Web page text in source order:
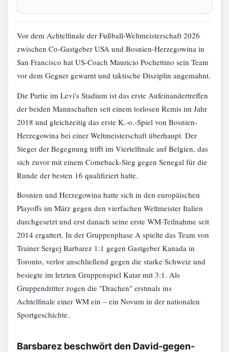
Vor dem Achtelfinale der Fußball-Weltmeisterschaft 2026
zwischen Co-Gastgeber USA und Bosnien-Herzegowina in
San Francisco hat US-Coach Mauricio Pochettino sein Team
vor dem Gegner gewarnt und taktische Disziplin angemahnt.
Die Partie im Levi's Stadium ist das erste Aufeinandertreffen
der beiden Mannschaften seit einem torlosen Remis im Jahr
2018 und gleichzeitig das erste K.-o.-Spiel von Bosnien-
Herzegowina bei einer Weltmeisterschaft überhaupt. Der
Sieger der Begegnung trifft im Viertelfinale auf Belgien, das
sich zuvor mit einem Comeback-Sieg gegen Senegal für die
Runde der besten 16 qualifiziert hatte.
Bosnien und Herzegowina hatte sich in den europäischen
Playoffs im März gegen den vierfachen Weltmeister Italien
durchgesetzt und erst danach seine erste WM-Teilnahme seit
2014 ergattert. In der Gruppenphase A spielte das Team von
Trainer Sergej Barbarez 1:1 gegen Gastgeber Kanada in
Toronto, verlor anschließend gegen die starke Schweiz und
besiegte im letzten Gruppenspiel Katar mit 3:1. Als
Gruppendritter zogen die "Drachen" erstmals ins
Achtelfinale einer WM ein – ein Novum in der nationalen
Sportgeschichte.
Barsbarez beschwört den David-gegen-